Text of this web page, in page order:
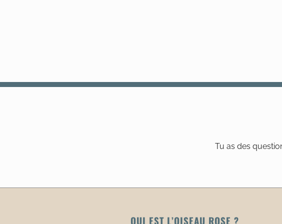
Tu as des
QUI EST L’OISEAU ROSE ?